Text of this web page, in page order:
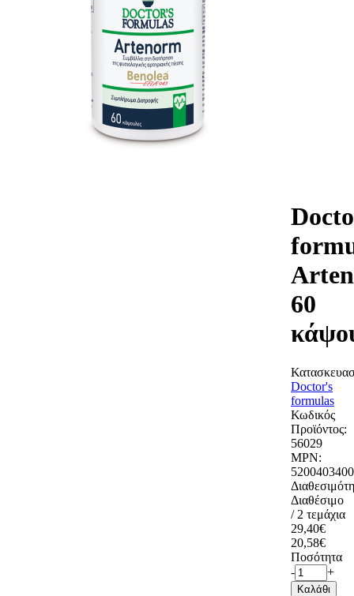
60
Doctor's
formulas
Κωδικός
Προϊόντος:
56029
MPN:
Διαθέσιμο
/ 2 τεμάχια
29,40€
20,58€
Ποσότητα
-
+
Καλάθι